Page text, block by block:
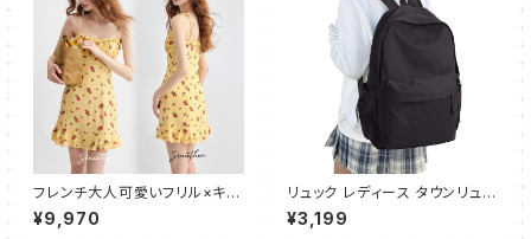
フレンチ大人可愛いフリル×キャ
ミワンピース ショート
¥9,970
リュック レディース タウンリュッ
ク 大容量 スクールリュック バッ
クパック リュック 黑 通学 通勤
¥3,199